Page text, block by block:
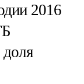
2016